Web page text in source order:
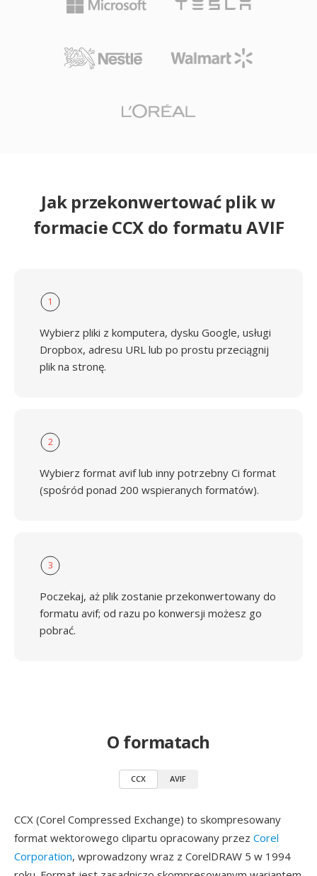
Jak przekonwertować plik w
formacie CCX do formatu AVIF
1
Wybierz pliki z komputera, dysku Google, usługi
Dropbox, adresu URL lub po prostu przeciągnij
plik na stronę.
2
Wybierz format avif lub inny potrzebny Ci format
(spośród ponad 200 wspieranych formatów).
3
Poczekaj, aż plik zostanie przekonwertowany do
formatu avif; od razu po konwersji możesz go
pobrać.
O formatach
CCX AVIF
CCX (Corel Compressed Exchange) to skompresowany
format wektorowego clipartu opracowany przez Corel
Corporation, wprowadzony wraz z CorelDRAW 5 w 1994